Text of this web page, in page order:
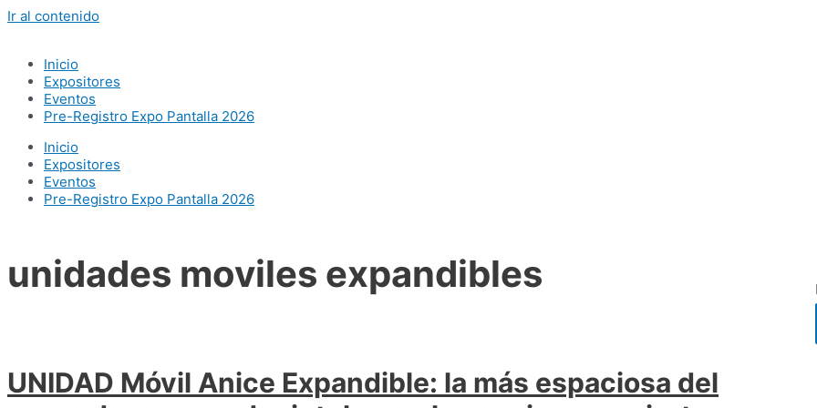
Ir al contenido
Inicio
Expositores
Eventos
Pre-Registro Expo Pantalla 2026
Inicio
Expositores
Eventos
Pre-Registro Expo Pantalla 2026
unidades moviles expandibles
UNIDAD Móvil Anice Expandible: la más espaciosa del